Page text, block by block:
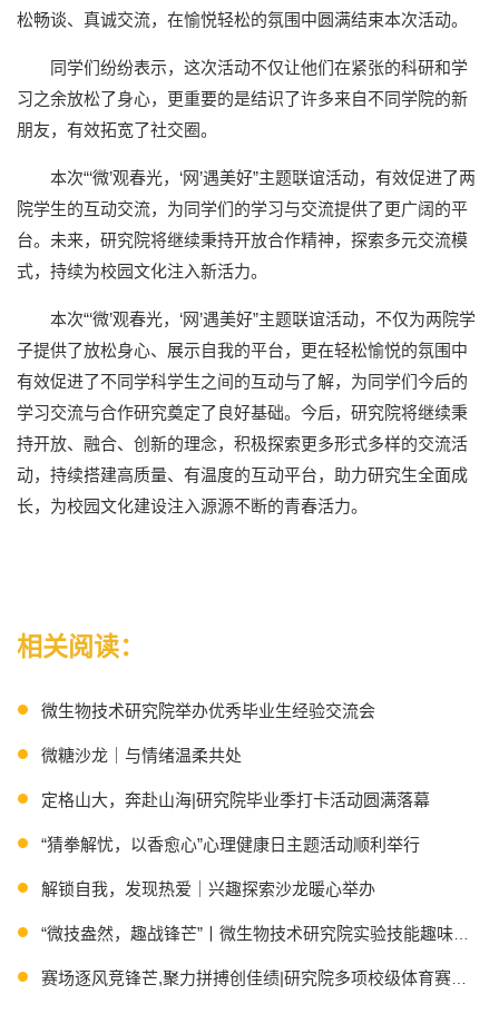
松畅谈、真诚交流，在愉悦轻松的氛围中圆满结束本次活动。
同学们纷纷表示，这次活动不仅让他们在紧张的科研和学
习之余放松了身心，更重要的是结识了许多来自不同学院的新
朋友，有效拓宽了社交圈。
本次“‘微’观春光，‘网’遇美好”主题联谊活动，有效促进了两
院学生的互动交流，为同学们的学习与交流提供了更广阔的平
台。未来，研究院将继续秉持开放合作精神，探索多元交流模
式，持续为校园文化注入新活力。
本次“‘微’观春光，‘网’遇美好”主题联谊活动，不仅为两院学
子提供了放松身心、展示自我的平台，更在轻松愉悦的氛围中
有效促进了不同学科学生之间的互动与了解，为同学们今后的
学习交流与合作研究奠定了良好基础。今后，研究院将继续秉
持开放、融合、创新的理念，积极探索更多形式多样的交流活
动，持续搭建高质量、有温度的互动平台，助力研究生全面成
长，为校园文化建设注入源源不断的青春活力。
相关阅读：
微生物技术研究院举办优秀毕业生经验交流会
微糖沙龙｜与情绪温柔共处
定格山大，奔赴山海|研究院毕业季打卡活动圆满落幕
“猜拳解忧，以香愈心”心理健康日主题活动顺利举行
解锁自我，发现热爱｜兴趣探索沙龙暖心举办
“微技盎然，趣战锋芒”丨微生物技术研究院实验技能趣味竞赛
赛场逐风竞锋芒,聚力拼搏创佳绩|研究院多项校级体育赛事捷